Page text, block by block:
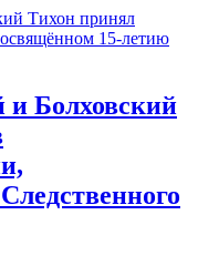
Болховский